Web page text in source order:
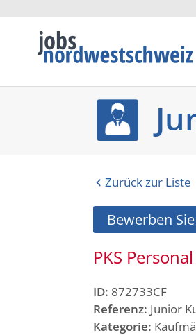
Zurück zur Liste
Bewerben
PKS
ID: 872733CF
Referenz: Junior
Kategorie: